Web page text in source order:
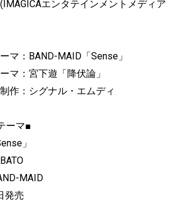
エンタテインメントメディア
マ：BAND-MAID「Sense」
マ：宮下遊「降伏論」
作：シグナル・エムディ
ーマ■
」
MAID
発売